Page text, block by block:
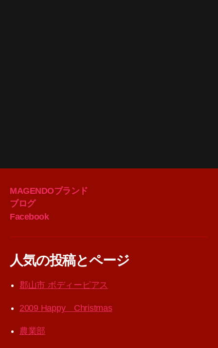
MAGENDOブランド
ブログ
Facebook
人気の投稿とページ
郡山市 ボディーピアス
2009 Happy Christmas
農業部